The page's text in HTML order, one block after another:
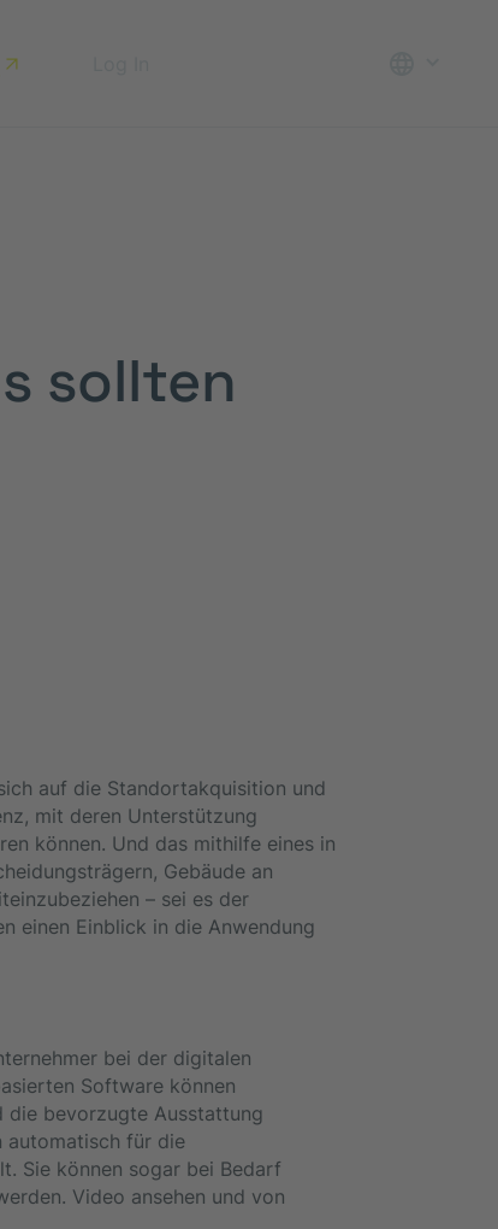
sollten
auf die Standortakquisition und
mit deren Unterstützung
können. Und das mithilfe eines in
Gebäude an
– sei es der
einen Einblick in die Anwendung
bei der digitalen
Software können
die bevorzugte Ausstattung
automatisch für die
Sie können sogar bei Bedarf
Video ansehen und von